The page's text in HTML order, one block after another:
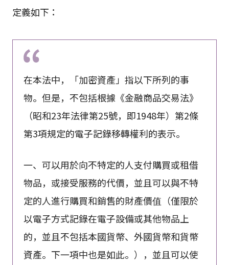
定義如下：
在本法中，「加密資產」指以下所列的事
物。但是，不包括根據《金融商品交易法》
（昭和23年法律第25號，即1948年）第2條
第3項規定的電子記錄移轉權利的表示。
一、可以用於向不特定的人支付購買或租借
物品，或接受服務的代價，並且可以與不特
定的人進行購買和銷售的財產價值（僅限於
以電子方式記錄在電子設備或其他物品上
的，並且不包括本國貨幣、外國貨幣和貨幣
資產。下一項中也是如此。），並且可以使